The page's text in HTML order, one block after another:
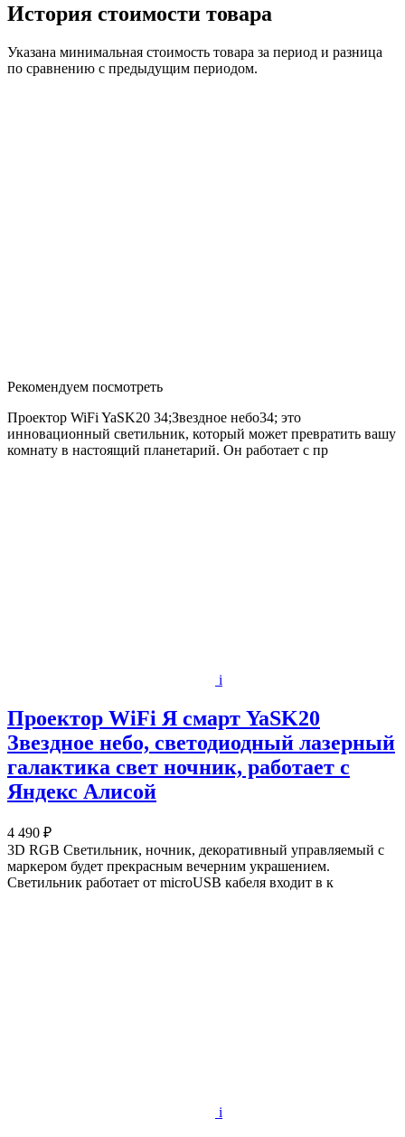
История стоимости товара
Указана минимальная стоимость товара за период и разница
по сравнению с предыдущим периодом.
Рекомендуем посмотреть
Проектор WiFi YaSK20 34;Звездное небо34; это
инновационный светильник, который может превратить вашу
комнату в настоящий планетарий. Он работает с пр
i
Проектор WiFi Я смарт YaSK20
Звездное небо, светодиодный лазерный
галактика свет ночник, работает с
Яндекс Алисой
4 490 ₽
3D RGB Светильник, ночник, декоративный управляемый c
маркером будет прекрасным вечерним украшением.
Светильник работает от microUSB кабеля входит в к
i